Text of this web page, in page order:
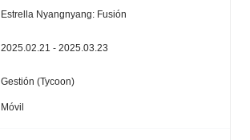
Estrella Nyangnyang: Fusión
2025.02.21 - 2025.03.23
Gestión (Tycoon)
Móvil